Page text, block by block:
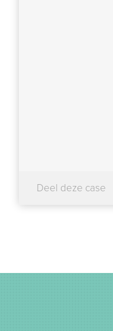
Deel deze case